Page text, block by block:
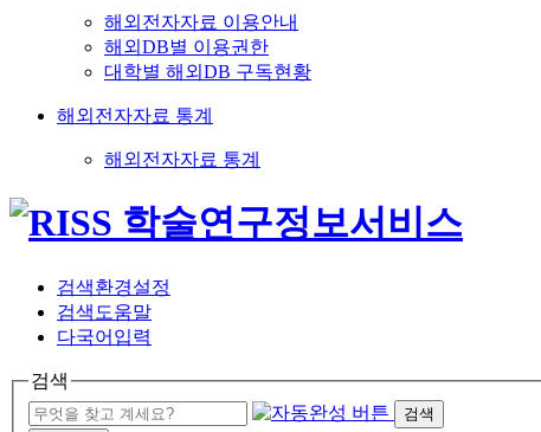
해외전자자료 이용안내
해외DB별 이용권한
대학별 해외DB 구독현황
해외전자자료 통계
해외전자자료 통계
검색환경설정
검색도움말
다국어입력
검색
검색